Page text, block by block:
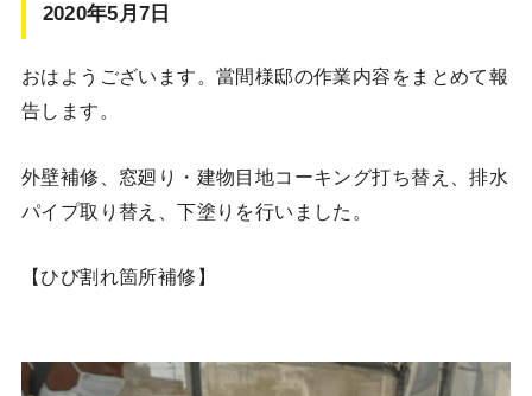
2020年5月7日
おはようございます。當間様邸の作業内容をまとめて報
告します。
外壁補修、窓廻り・建物目地コーキング打ち替え、排水
パイプ取り替え、下塗りを行いました。
【ひび割れ箇所補修】